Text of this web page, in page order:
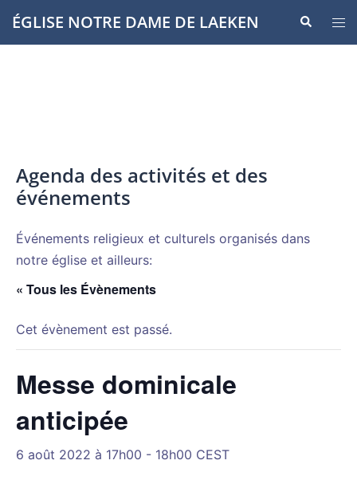
Aller
auÉGLISE NOTRE DAME DE LAEKEN
le
Agenda des activités et des
événements
Événements religieux et culturels organisés dans
notre église et ailleurs:
« Tous les Évènements
Cet évènement est passé.
Messe dominicale
anticipée
6 août 2022 à 17h00 - 18h00 CEST